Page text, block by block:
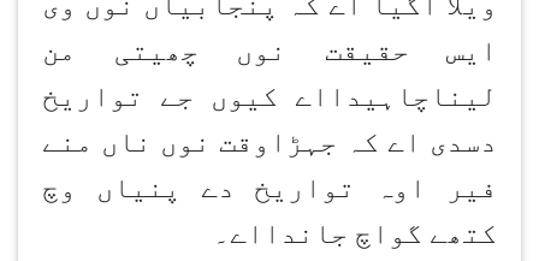
ایس حقیقت نوں چھیتی من
لیناچاہیدااے کیوں جے تواریخ
دسدی اے کہ جہڑاوقت نوں ناں منے
فیر اوہ تواریخ دے پنیاں وچ
کتھے گواچ جاندااے۔